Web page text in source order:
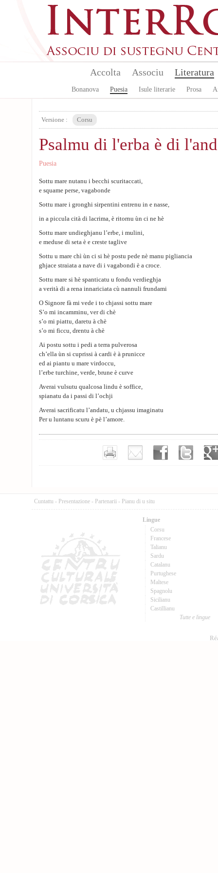
Accolta Associu Literatura
Bonanova Puesia Isule literarie Prosa
Versione : Corsu
Psalmu di l'erba è di
Puesia
Sottu mare nutanu i becchi scuritaccati,
e squame perse, vagabonde
Sottu mare i gronghi sirpentini entrenu in e nasse,
in a piccula cità di lacrima, è ritornu ùn ci ne hè
Sottu mare undieghjanu l’erbe, i mulini,
e meduse di seta è e creste taglive
Sottu u mare chì ùn ci si hè postu pede nè manu pigliancia
ghjace straiata a nave di i vagabondi è a croce.
Sottu mare si hè spanticatu u fondu verdieghja
a verità di a rena innariciata cù nannuli frundami
O Signore fà mi vede i to chjassi sottu mare
S’o mi incamminu, ver di chè
s’o mi piattu, daretu à chè
s’o mi ficcu, drentu à chè
Ai postu sottu i pedi a terra pulverosa
ch’ella ùn si cuprissi à cardi è à prunicce
ed ai piantu u mare virdoccu,
l’erbe turchine, verde, brune è curve
Averai vulsutu qualcosa lindu è soffice,
spianatu da i passi di l’ochji
Averai sacrificatu l’andatu, u chjassu imaginatu
Per u luntanu scuru è pè l’amore.
Cuntattu - Presentazione - Partenarii - Pianu di u situ
Lingue
Corsu
Francese
Talianu
Sardu
Catalanu
Purtughese
Maltese
Spagnolu
Sicilianu
Castillianu
Tutte e lingue